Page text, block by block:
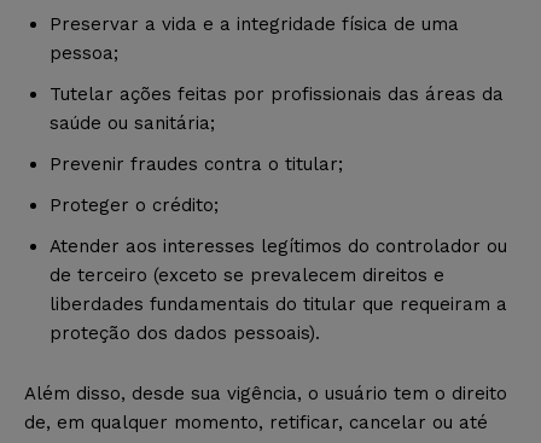
Preservar a vida e a integridade física de uma
pessoa;
Tutelar ações feitas por profissionais das áreas da
saúde ou sanitária;
Prevenir fraudes contra o titular;
Proteger o crédito;
Atender aos interesses legítimos do controlador ou
de terceiro (exceto se prevalecem direitos e
liberdades fundamentais do titular que requeiram a
proteção dos dados pessoais).
Além disso, desde sua vigência, o usuário tem o direito
de, em qualquer momento, retificar, cancelar ou até